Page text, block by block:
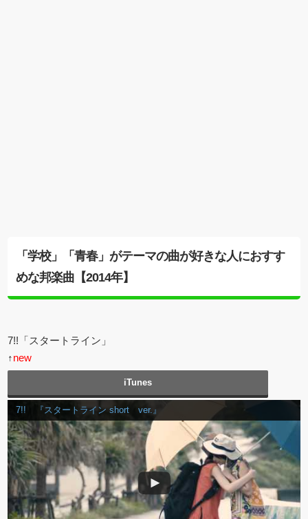
「学校」「青春」がテーマの曲が好きな人におすす
めな邦楽曲【2014年】
7!!「スタートライン」
↑new
iTunes
7!! 『スタートライン short ver.』